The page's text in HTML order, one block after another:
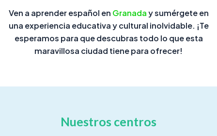
Ven a aprender español en Granaday sumérgete en
una experiencia educativa y cultural inolvidable. ¡Te
esperamos para que descubras todo lo que esta
maravillosa ciudad tiene para ofrecer!
Nuestros centros